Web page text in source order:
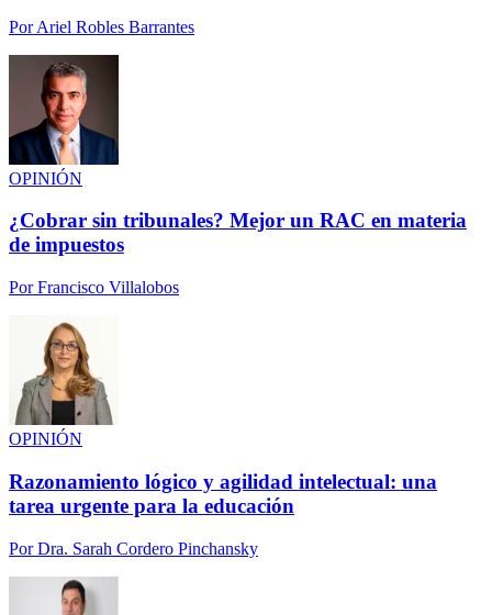
PorAriel Robles Barrantes
OPINIÓN
¿Cobrar sin tribunales? Mejor un RAC en materia
de impuestos
PorFrancisco Villalobos
OPINIÓN
Razonamiento lógico y agilidad intelectual: una
tarea urgente para la educación
PorDra. Sarah Cordero Pinchansky